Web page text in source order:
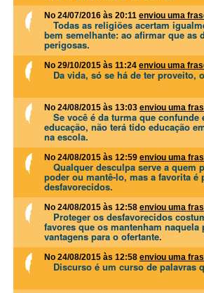
No 24/07/2016 às 20:11 enviou uma
Todas as religiões acertam
bem semelhante: ao afirmar que as
perigosas.
No 29/10/2015 às 11:24 enviou uma
Da vida, só se há de ter proveito,
No 24/08/2015 às 13:03 enviou uma
Se você é da turma que confunde
educação, não terá tido educação
na escola.
No 24/08/2015 às 12:59 enviou uma
Qualquer desculpa serve a quem
poder ou mantê-lo, mas a favorita é
desfavorecidos.
No 24/08/2015 às 12:58 enviou uma
Proteger os desfavorecidos
favores que os mantenham naquela
vantagens para o ofertante.
No 24/08/2015 às 12:58 enviou uma
Discurso é um curso de palavras